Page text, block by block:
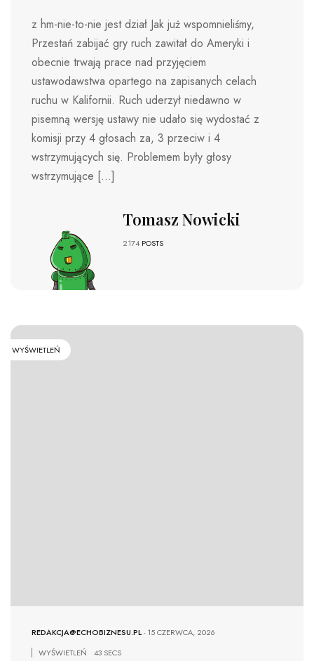
z hm-nie-to-nie jest dział Jak już wspomnieliśmy,
Przestań zabijać gry ruch zawitał do Ameryki i
obecnie trwają prace nad przyjęciem
ustawodawstwa opartego na zapisanych celach
ruchu w Kalifornii. Ruch uderzył niedawno w
pisemną wersję ustawy nie udało się wydostać z
komisji przy 4 głosach za, 3 przeciw i 4
wstrzymujących się. Problemem były głosy
wstrzymujące […]
Tomasz Nowicki
2174 POSTS
WYŚWIETLEŃ
REDAKCJA@ECHOBIZNESU.PL-15 CZERWCA, 2026
WYŚWIETLEŃ
43 SECS